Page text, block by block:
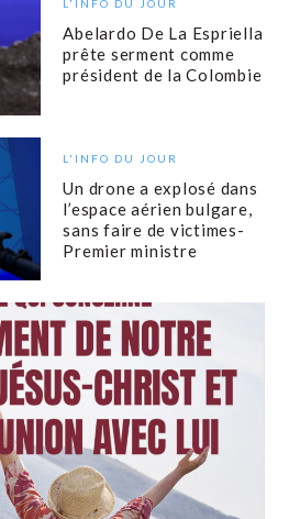
L'INFO DU JOUR
Abelardo De La Espriella
prête serment comme
président de la Colombie
L'INFO DU JOUR
Un drone a explosé dans
l’espace aérien bulgare,
sans faire de victimes-
Premier ministre